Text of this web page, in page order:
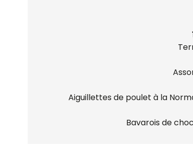
Aiguillettes de poulet à la
Bavarois de